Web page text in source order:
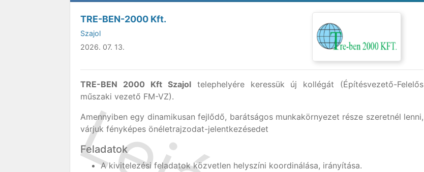
TRE-BEN-2000 Kft.
Szajol
2026. 07. 13.
TRE-BEN 2000 Kft Szajoltelephelyére keressük új kollégát (Építésvezető-Felelős
műszaki vezető FM-VZ).
Amennyiben egy dinamikusan fejlődő, barátságos munkakörnyezet része szeretnél lenni,
várjuk fényképes önéletrajzodat-jelentkezésedet
Feladatok
A kivitelezési feladatok közvetlen helyszíni koordinálása, irányítása.